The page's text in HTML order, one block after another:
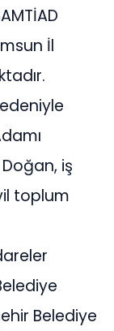
İl
iş
toplum
Belediye